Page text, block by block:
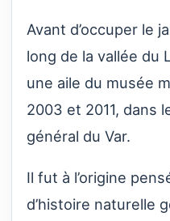
Avant d’occuper le
long de la vallée du
une aile du musée
2003 et 2011, dans
général du Var.
Il fut à l’origine
d’histoire naturelle